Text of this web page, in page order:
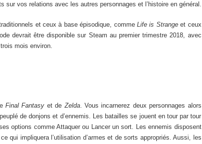
sur vos relations avec les autres personnages et l’histoire en général.
et ceux à base épisodique, comme Life is Strangeet ceux
devrait être disponible sur Steam au premier trimestre 2018, avec
mois environ.
Final Fantasy et deZelda. Vous incarnerez deux personnages alors
de donjons et d’ennemis. Les batailles se jouent en tour par tour
options comme Attaquer ou Lancer un sort. Les ennemis disposent
qui impliquera l’utilisation d’armes et de sorts appropriés. Aussi, les